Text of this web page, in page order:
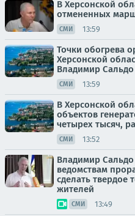
В Херсонской
отмененных
СМИ 13:59
Точки обогрева
Херсонской
Владимир Сальдо
СМИ 13:59
В Херсонской
объектов
четырех тысяч,
СМИ 13:52
Владимир
ведомствам
сделать твердое
жителей
СМИ 13:49